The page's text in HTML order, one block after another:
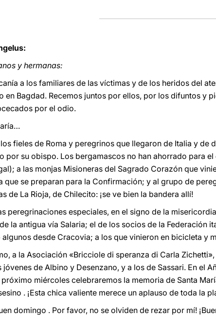
y hermanas:
a los familiares de las víctimas y de los heridos del
en Bagdad. Recemos juntos por ellos, por los difuntos y
por el odio.
fieles de Roma y peregrinos que llegaron de Italia y de
por su obispo. Los bergamascos no han ahorrado para el
a las monjas Misioneras del Sagrado Corazón que
que se preparan para la Confirmación; y al grupo de
de La Rioja, de Chilecito: ¡se ve bien la bandera allí!
peregrinaciones especiales, en el signo de la
la antigua vía Salaria; el de los socios de la Federación
desde Cracovia; a los que vinieron en bicicleta y
a la Asociación «Bricciole di speranza di Carla
jóvenes de Albino y Desenzano, y a los de Sassari. En el
miércoles celebraremos la memoria de Santa
. ¡Esta chica valiente merece un aplauso de toda la
domingo . Por favor, no se olviden de rezar por mí!